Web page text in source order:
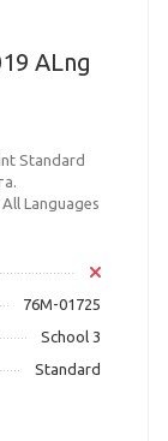
ALng
Standard
Languages
76M-01725
School 3
Standard